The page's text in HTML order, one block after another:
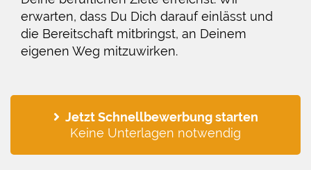
erwarten, dass Du Dich darauf einlässt und
die Bereitschaft mitbringst, an Deinem
eigenen Weg mitzuwirken.
Jetzt Schnellbewerbung starten
Keine Unterlagen notwendig